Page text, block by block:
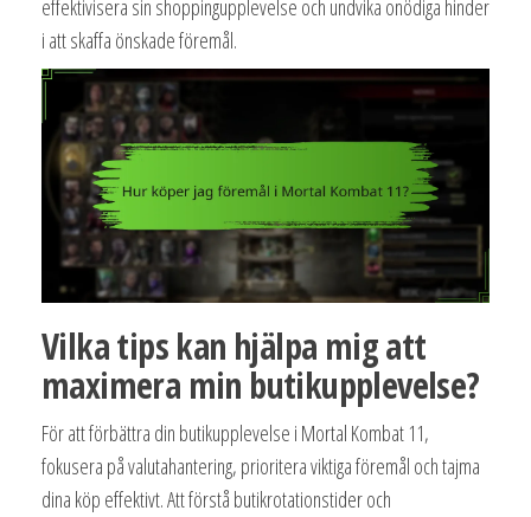
effektivisera sin shoppingupplevelse och undvika onödiga hinder
i att skaffa önskade föremål.
Vilka tips kan hjälpa mig att
maximera min butikupplevelse?
För att förbättra din butikupplevelse i Mortal Kombat 11,
fokusera på valutahantering, prioritera viktiga föremål och tajma
dina köp effektivt. Att förstå butikrotationstider och